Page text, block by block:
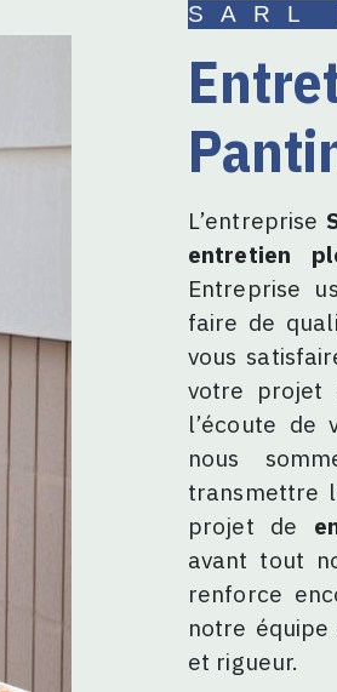
entretien plomberie à
L’entreprise
entretien
Entreprise
faire de
vous
votre projet
l’écoute de
nous
transmettre
projet de
avant tout
renforce
notre
et rigueur.